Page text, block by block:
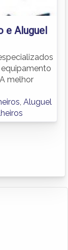
e Aluguel
melhor
Aluguel